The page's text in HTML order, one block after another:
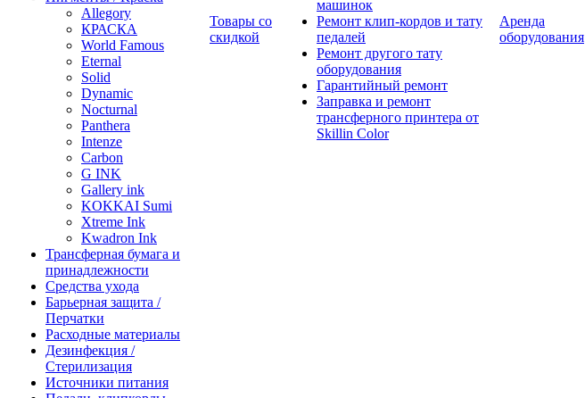
Allegory
КРАСКА
World Famous
Eternal
Solid
Dynamic
Nocturnal
Panthera
Intenze
Carbon
G INK
Gallery ink
KOKKAI Sumi
Xtreme Ink
Kwadron Ink
Трансферная бумага и
принадлежности
Средства ухода
Барьерная защита /
Перчатки
Расходные материалы
Дезинфекция /
Стерилизация
Источники питания
Товары со
скидкой
машинок
Ремонт клип-кордов и тату
педалей
Ремонт другого тату
оборудования
Гарантийный ремонт
Заправка и ремонт
трансферного принтера от
Skillin Color
Аренда
оборудования